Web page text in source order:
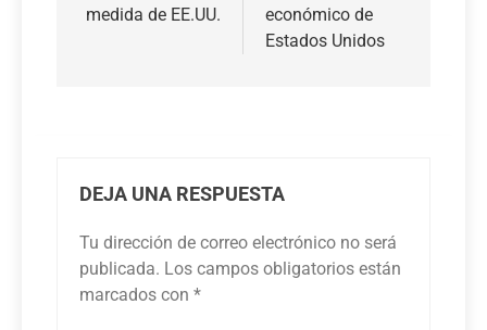
medida de EE.UU.
económico de
Estados Unidos
DEJA UNA RESPUESTA
Tu dirección de correo electrónico no será
publicada. Los campos obligatorios están
marcados con *